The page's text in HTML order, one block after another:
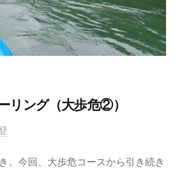
リング（大歩危②）
。今回、大歩危コースから引き続き